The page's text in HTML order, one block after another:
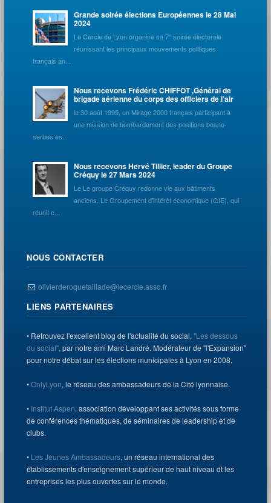
Grande soirée élections Européennes le 28 Mai
2024
Le Cercle de Lyon organise sa 7° soirée électorale
réunissant les principaux mouvements politiques
français an...
Nous recevons Frédéric CHIFFOT ,Général de
brigade aérienne du corps des officiers de l’air
le 30 août 1995, un Mirage 2000 français participant à
une mission de bombardement des positions bosno-
serbes es...
Nous recevons Hervé Tillier, leader du Groupe
Créquy le 27 Mars 2024
Le Le groupe Créquy redonne vie aux bâtiments
anciens. Le Groupement d'intérêt économique (GIE), qui
réunit c...
NOUS CONTACTER
olivierderoquetaillade@lecercle.asso.fr
LIENS PARTENAIRES
• Retrouvez l'excellent blog de l'actualité du social,"Les dessous
du social", par notre ami Marc Landré. Modérateur de "l'Expansion"
pour notre débat sur les élections municipales à Lyon en 2008.
•OnlyLyon, le réseau des ambassadeurs de la Cité lyonnaise.
• Institut Aspen, association développant ses activités sous forme
de conférences thématiques, de séminaires de leadership et de
clubs.
• Les Jeunes Ambassadeurs, un réseau international des
établissements d'enseignement supérieur de haut niveau dt les
entreprises les plus ouvertes sur le monde.